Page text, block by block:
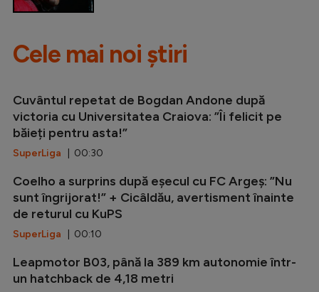
Cele mai noi știri
Cuvântul repetat de Bogdan Andone după
victoria cu Universitatea Craiova: ”Îi felicit pe
băieți pentru asta!”
SuperLiga | 00:30
Coelho a surprins după eșecul cu FC Argeș: ”Nu
sunt îngrijorat!” + Cicâldău, avertisment înainte
de returul cu KuPS
SuperLiga | 00:10
Leapmotor B03, până la 389 km autonomie într-
un hatchback de 4,18 metri